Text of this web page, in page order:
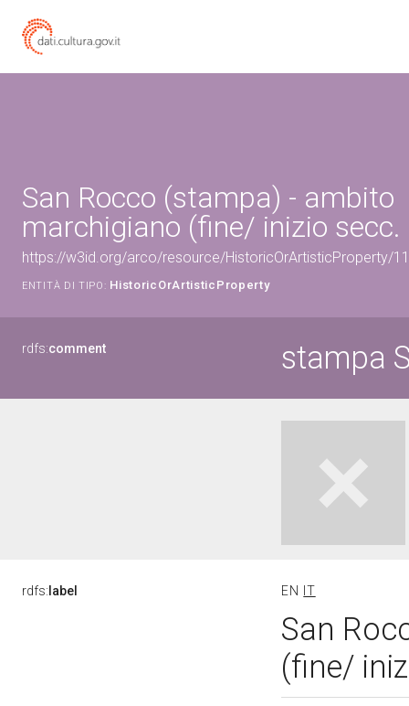
San Rocco (stampa) - ambito
marchigiano (fine/ inizio secc.
https://w3id.org/arco/resource/HistoricOrArtisticProperty/
ENTITÀ DI TIPO: HistoricOrArtisticProperty
rdfs:comment stampa
rdfs: label EN IT
San
(fine/